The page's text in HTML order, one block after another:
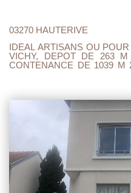
03270 HAUTERIVE
IDEAL ARTISANS OU
VICHY, DEPOT DE 263
CONTENANCE DE 1039 M